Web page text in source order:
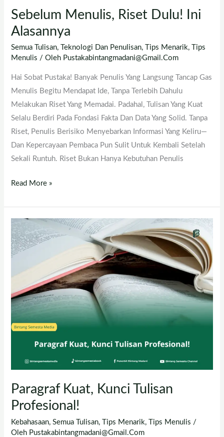
Sebelum Menulis, Riset Dulu! Ini
Alasannya
Semua Tulisan, Teknologi Dan Penulisan, Tips Menarik,
Tips
Menulis / Oleh Pustakabintangmadani@gmail.com
Hai Sobat Pustaka! Banyak Penulis Yang Langsung Tancap Gas
Menulis Begitu Mendapat Ide, Tanpa Terlebih Dahulu
Melakukan Riset Yang Memadai. Padahal, Tulisan Yang Kuat
Selalu Berdiri Pada Fondasi Fakta Dan Data Yang Solid. Tanpa
Riset, Penulis Berisiko Menyebarkan Informasi Yang Keliru—
Dan Kepercayaan Pembaca Pun Sulit Untuk Kembali Setelah
Sekali Runtuh. Riset Bukan Hanya Kebutuhan Penulis
Read More »
Paragraf Kuat, Kunci Tulisan
Profesional!
Kebahasaan,Semua Tulisan,Tips Menarik,Tips Menulis /
Oleh Pustakabintangmadani@gmail.com
Paragraf
Kuat,
Kunci
Profesional!